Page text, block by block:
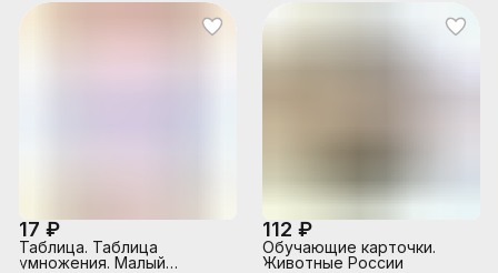
17 ₽
Таблица. Таблица
умножения. Малый
112 ₽
Обучающие карточки.
Животные России